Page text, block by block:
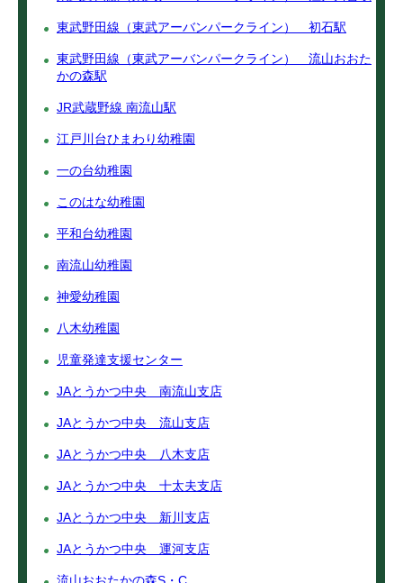
東武野田線（東武アーバンパークライン） 初石駅
東武野田線（東武アーバンパークライン） 流山おおた
かの森駅
JR武蔵野線 南流山駅
江戸川台ひまわり幼稚園
一の台幼稚園
このはな幼稚園
平和台幼稚園
南流山幼稚園
神愛幼稚園
八木幼稚園
児童発達支援センター
JAとうかつ中央 南流山支店
JAとうかつ中央 流山支店
JAとうかつ中央 八木支店
JAとうかつ中央 十太夫支店
JAとうかつ中央 新川支店
JAとうかつ中央 運河支店